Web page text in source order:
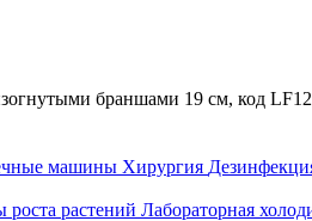
браншами 19 см, код
машины Хирургия
роста растений Лабораторная